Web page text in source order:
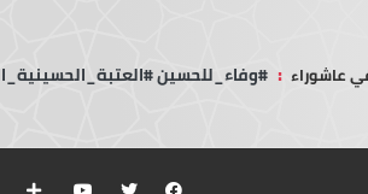
عاشوراء : #وفاء_للحسين